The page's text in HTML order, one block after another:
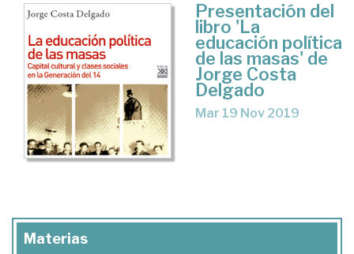
Presentación del
libro 'La
educación política
de las masas' de
Jorge Costa
Delgado
Mar 19 Nov 2019
Materias